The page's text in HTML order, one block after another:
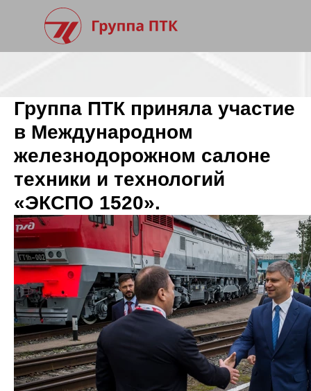
Группа ПТК приняла участие
в Международном
железнодорожном салоне
техники и технологий
«ЭКСПО 1520».